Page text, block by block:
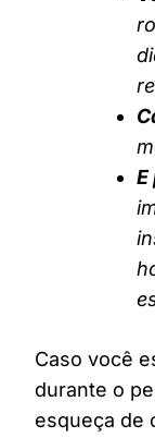
E
Caso você
durante o
esqueça de